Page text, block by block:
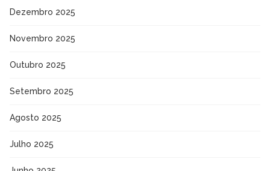
Dezembro 2025
Novembro 2025
Outubro 2025
Setembro 2025
Agosto 2025
Julho 2025